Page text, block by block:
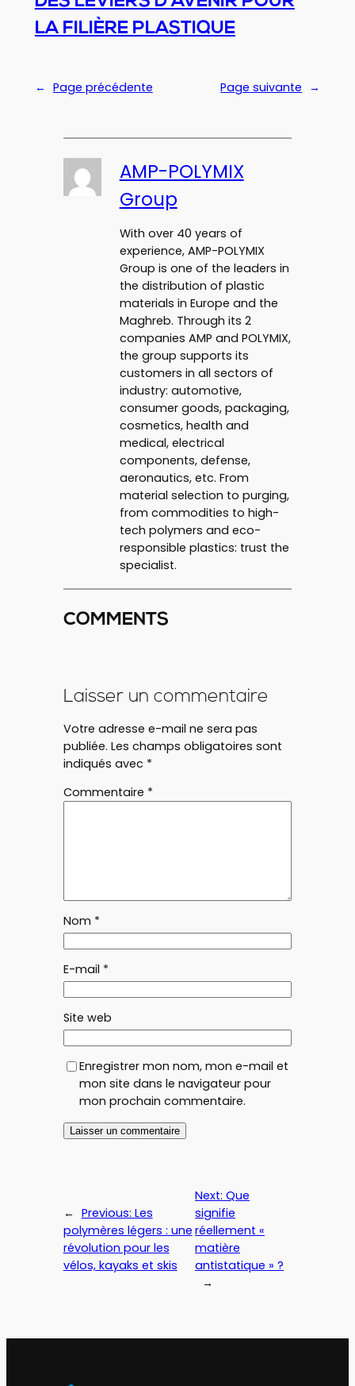
LA FILIÈRE PLASTIQUE
← Page précédente Page suivante →
AMP-POLYMIX
Group
With over 40 years of
experience, AMP-POLYMIX
Group is one of the leaders in
the distribution of plastic
materials in Europe and the
Maghreb. Through its 2
companies AMP and POLYMIX,
the group supports its
customers in all sectors of
industry: automotive,
consumer goods, packaging,
cosmetics, health and
medical, electrical
components, defense,
aeronautics, etc. From
material selection to purging,
from commodities to high-
tech polymers and eco-
responsible plastics: trust the
specialist.
COMMENTS
Laisser un commentaire
Votre adresse e-mail ne sera pas
publiée. Les champs obligatoires sont
indiqués avec *
Commentaire *
Nom *
E-mail *
Site web
Enregistrer mon nom, mon e-mail et
mon site dans le navigateur pour
mon prochain commentaire.
← Previous: Les
polymères légers : une
révolution pour les
vélos, kayaks et skis
Next:Que
signifie
réellement «
matière
antistatique » ?
→